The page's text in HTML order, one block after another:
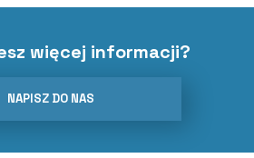
więcej informacji?
NAPISZ DO NAS